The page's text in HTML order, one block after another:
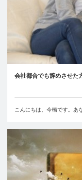
会社都合でも辞めさせた
こんにちは、今橋です。あ